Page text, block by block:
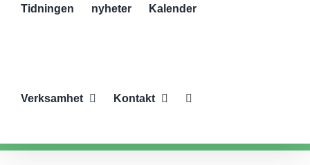
Tidningen nyheter Kalender
Verksamhet Kontakt